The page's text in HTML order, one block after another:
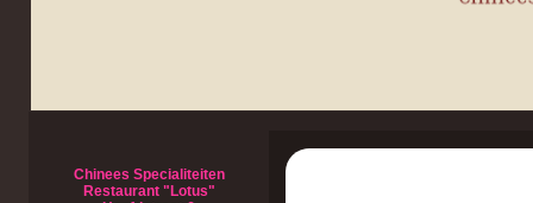
Chinees Specialiteiten
Restaurant "Lotus"